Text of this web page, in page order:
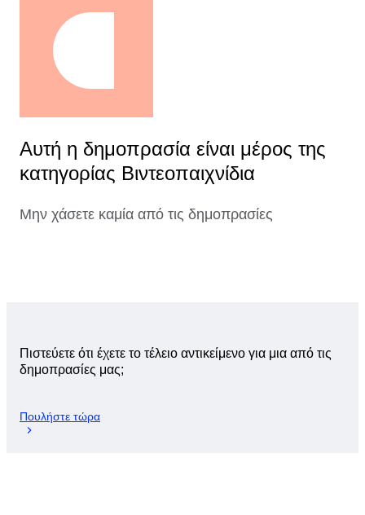
Αυτή η δημοπρασία είναι μέρος της
κατηγορίας Βιντεοπαιχνίδια
Μην χάσετε καμία από τις δημοπρασίες
Πιστεύετε ότι έχετε το τέλειο αντικείμενο για μια από τις
δημοπρασίες μας;
Πουλήστε τώρα